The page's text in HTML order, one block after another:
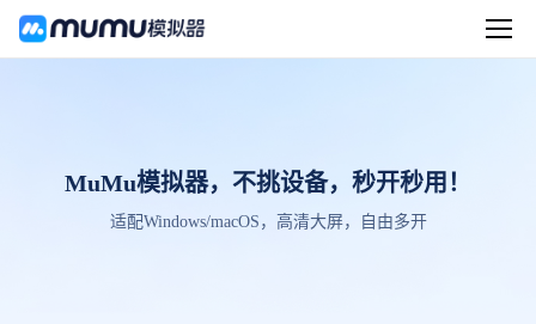
MuMu模拟器，不挑设备，秒开秒用！
适配Windows/macOS，高清大屏，自由多开